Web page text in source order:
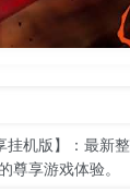
机版】：最新
享游戏体验。